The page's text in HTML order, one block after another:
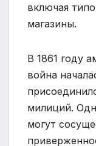
включая
магазины.
В 1861 году
война
милиций.
могут